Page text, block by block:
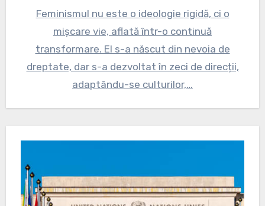
Feminismul nu este o ideologie rigidă, ci o
mișcare vie, aflată într-o continuă
transformare. El s-a născut din nevoia de
dreptate, dar s-a dezvoltat în zeci de direcții,
adaptându-se culturilor,…